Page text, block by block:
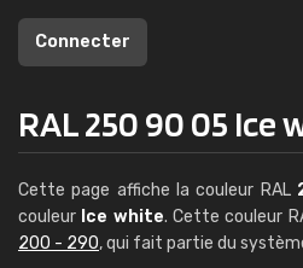
Connecter
RAL 250 90 05 Ice
Cette page affiche la couleur RAL
couleur Ice white. Cette couleur
200 - 290, qui fait partie du